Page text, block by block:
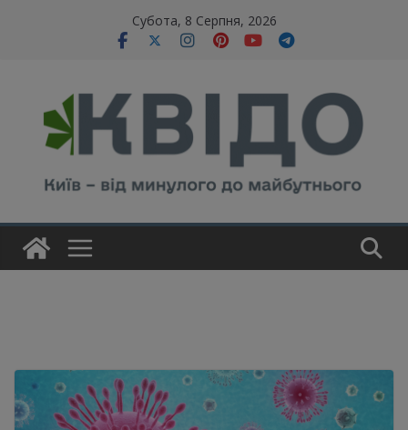
Субота, 8 Серпня, 2026
modal-check